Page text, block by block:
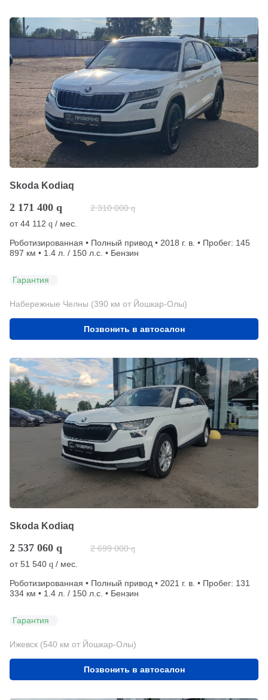
Skoda Kodiaq
2 171 400 q 2 310 000 q
от44 112 q / мес.
Роботизированная • Полный привод • 2018 г. в. • Пробег: 145
897 км • 1.4 л. / 150 л.с. • Бензин
Гарантия
Набережные Челны (390 км от Йошкар-Олы)
Позвонить в автосалон
Skoda Kodiaq
2 537 060 q 2 699 000 q
от51 540 q / мес.
Роботизированная • Полный привод • 2021 г. в. • Пробег: 131
334 км • 1.4 л. / 150 л.с. • Бензин
Гарантия
Ижевск (540 км от Йошкар-Олы)
Позвонить в автосалон